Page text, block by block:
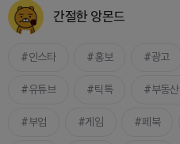
간절한 앙몬드
인스타 홍보 광고
유튜브 틱톡 부동산
부업 게임 페북